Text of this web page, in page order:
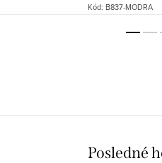
nadšením nosia
Kód: B837-MODRA
Posledné